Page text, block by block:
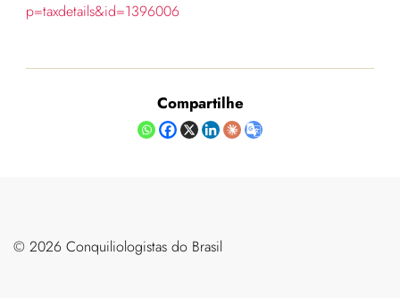
p=taxdetails&id=1396006
Compartilhe
©️ 2026 Conquiliologistas do Brasil